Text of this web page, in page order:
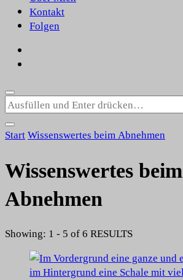
Kontakt
Folgen
Suchst
du
nach
etwas?
StartWissenswertes beim Abnehmen
Wissenswertes beim
Abnehmen
Showing: 1 - 5 of 6 RESULTS